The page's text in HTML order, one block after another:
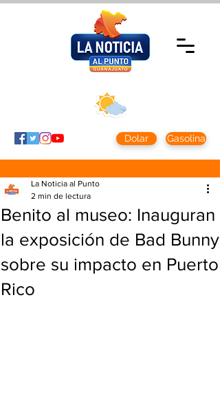
Dolar Gasolina
Benito al museo: Inauguran
la exposición de Bad Bunny
sobre su impacto en Puerto
Rico
La Noticia al Punto
2 min de lectura